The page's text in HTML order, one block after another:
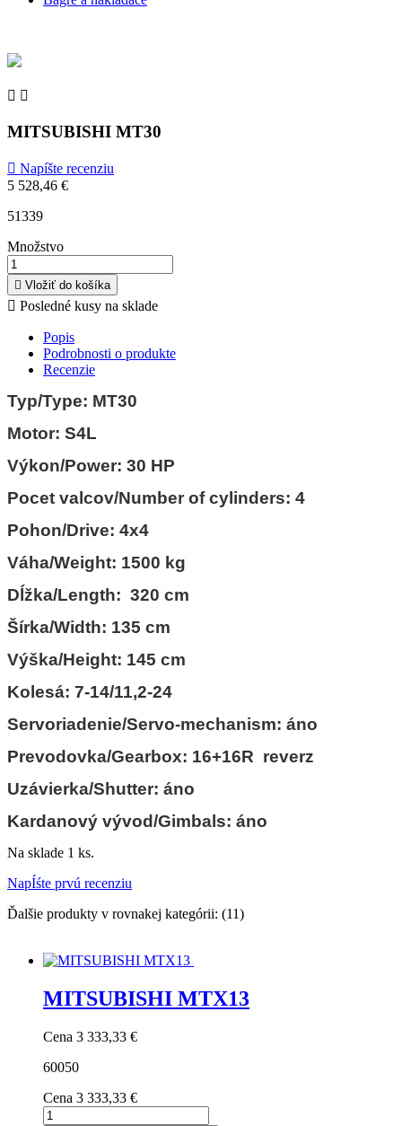
 
MITSUBISHI MT30
 Napíšte recenziu
5 528,46 €
51339
Množstvo
 Vložiť do košíka
 Posledné kusy na sklade
Popis
Podrobnosti o produkte
Recenzie
Typ/Type: MT30
Motor: S4L
Výkon/Power: 30 HP
Pocet valcov/Number of cylinders: 4
Pohon/Drive: 4x4
Váha/Weight: 1500 kg
Dĺžka/Length: 320 cm
Šírka/Width: 135 cm
Výška/Height: 145 cm
Kolesá: 7-14/11,2-24
Servoriadenie/Servo-mechanism: áno
Prevodovka/Gearbox: 16+16R reverz
Uzávierka/Shutter: áno
Kardanový vývod/Gimbals: áno
Na sklade 1 ks.
NapÍśte prvú recenziu
Ďalšie produkty v rovnakej kategórii: (11)
MITSUBISHI MTX13
Cena 3 333,33 €
60050
Cena 3 333,33 €